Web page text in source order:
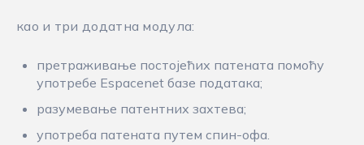
као и три додатна модула:
претраживање постојећих патената помоћу
употребе Espacenet базе података;
разумевање патентних захтева;
употреба патената путем спин-офа.